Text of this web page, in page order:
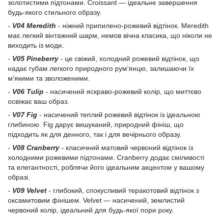
золотистими підтонами. Croissant — ідеальне завершення
будь-якого стильного образу.
- V04 Meredith - ніжний припилено-рожевий відтінок. Meredith
має легкий вінтажний шарм, немов вічна класика, що ніколи не
виходить із моди.
- V05 Pineberry - це свіжий, холодний рожевий відтінок, що
надає губам легкого природного рум’янцю, залишаючи їх
м’якими та зволоженими.
- V06 Tulip - насичений яскраво-рожевий колір, що миттєво
освіжає ваш образ.
- V07 Fig - насичений теплий рожевий відтінок із ідеальною
глибиною. Fig дарує вишуканий, природний фініш, що
підходить як для денного, так і для вечірнього образу.
- V08 Cranberry - класичний матовий червоний відтінок із
холодними рожевими підтонами. Cranberry додає сміливості
та елегантності, роблячи його ідеальним акцентом у вашому
образі.
- V09 Velvet - глибокий, спокусливий теракотовий відтінок з
оксамитовим фінішем. Velvet — насичений, землистий
червоний колір, ідеальний для будь-якої пори року.